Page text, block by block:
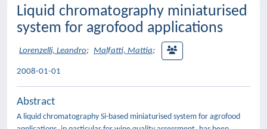
Liquid chromatography miniaturised
system for agrofood applications
Lorenzelli, Leandro; Malfatti, Mattia;
2008-01-01
Abstract
A liquid chromatography Si-based miniaturised system for agrofood